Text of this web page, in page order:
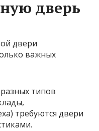
дверь
двери
важных
типов
требуются двери